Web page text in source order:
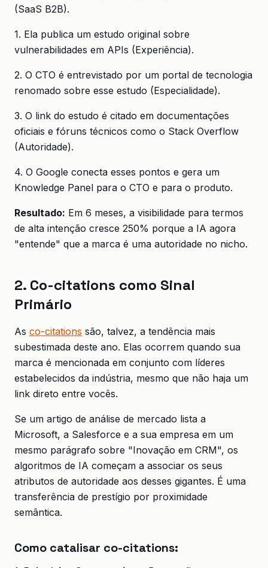
(SaaS B2B).
1. Ela publica um estudo original sobre
vulnerabilidades em APIs (Experiência).
2. O CTO é entrevistado por um portal de tecnologia
renomado sobre esse estudo (Especialidade).
3. O link do estudo é citado em documentações
oficiais e fóruns técnicos como o Stack Overflow
(Autoridade).
4. O Google conecta esses pontos e gera um
Knowledge Panel para o CTO e para o produto.
Resultado: Em 6 meses, a visibilidade para termos
de alta intenção cresce 250% porque a IA agora
"entende" que a marca é uma autoridade no nicho.
2. Co-citations como Sinal
Primário
As co-citations são, talvez, a tendência mais
subestimada deste ano. Elas ocorrem quando sua
marca é mencionada em conjunto com líderes
estabelecidos da indústria, mesmo que não haja um
link direto entre vocês.
Se um artigo de análise de mercado lista a
Microsoft, a Salesforce e a sua empresa em um
mesmo parágrafo sobre "Inovação em CRM", os
algoritmos de IA começam a associar os seus
atributos de autoridade aos desses gigantes. É uma
transferência de prestígio por proximidade
semântica.
Como catalisar co-citations: